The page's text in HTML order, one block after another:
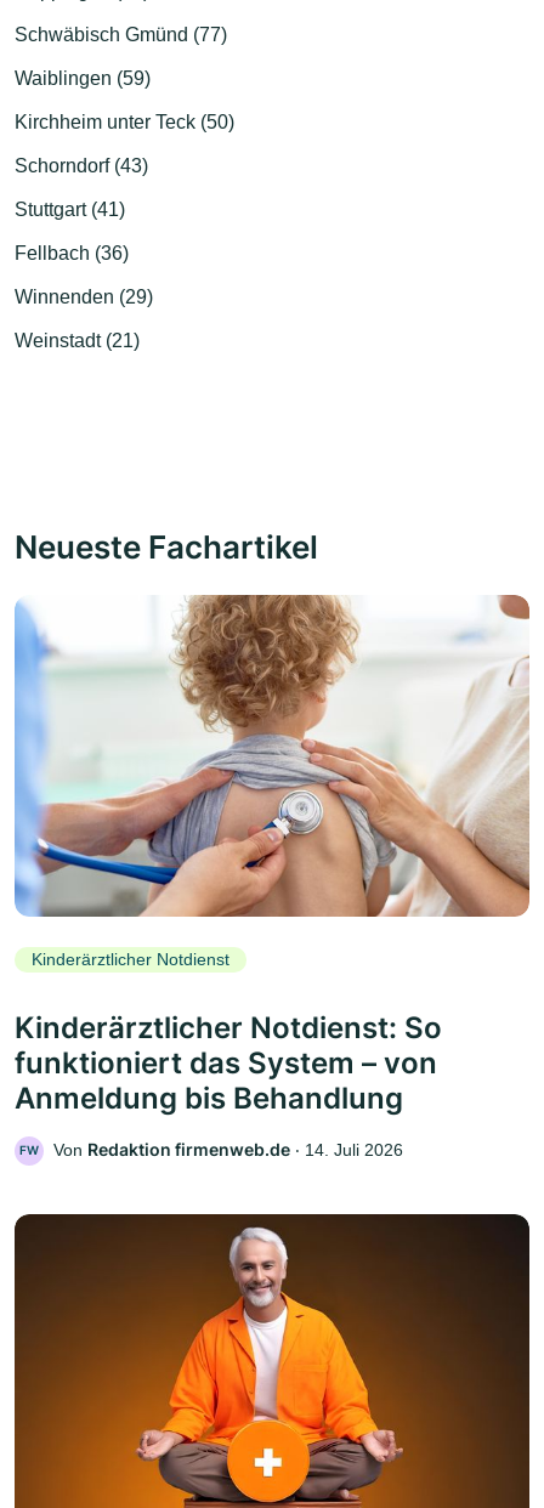
Schwäbisch Gmünd (77)
Waiblingen (59)
Kirchheim unter Teck (50)
Schorndorf (43)
Stuttgart (41)
Fellbach (36)
Winnenden (29)
Weinstadt (21)
Neueste Fachartikel
Kinderärztlicher Notdienst
Kinderärztlicher Notdienst: So
funktioniert das System – von
Anmeldung bis Behandlung
FW Von Redaktion firmenweb.de ‧ 14. Juli 2026